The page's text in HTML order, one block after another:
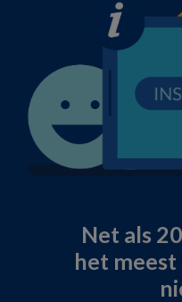
Net als
het